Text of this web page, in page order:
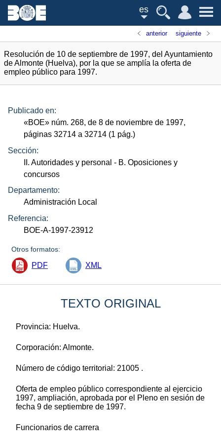
es
anterior siguiente
Resolución de 10 de septiembre de 1997, del Ayuntamiento
de Almonte (Huelva), por la que se amplía la oferta de
empleo público para 1997.
Publicado en:
«BOE» núm. 268, de 8 de noviembre de 1997,
páginas 32714 a 32714 (1 pág.)
Sección:
II. Autoridades y personal - B. Oposiciones y
concursos
Departamento:
Administración Local
Referencia:
BOE-A-1997-23912
Otros formatos:
PDF XML
TEXTO ORIGINAL
Provincia: Huelva.
Corporación: Almonte.
Número de código territorial: 21005 .
Oferta de empleo público correspondiente al ejercicio
1997, ampliación, aprobada por el Pleno en sesión de
fecha 9 de septiembre de 1997.
Funcionarios de carrera